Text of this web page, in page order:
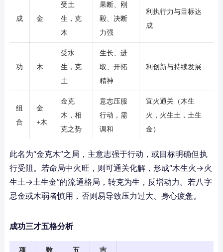
成 金
受土
生，克
木
果断、刚
毅、决断
力强
利执行力与目标达
成
功 木
受水
生，克
土
生长、进
取、开拓
精神
利创新与持续发展
组
合
金
+木
金克
木，相
克之势
意志压服
行动，需
调和
宜火通关（木生
火，火生土，土生
金）
此名为“金克木”之局，主意志强于行动，或目标明确但执
行受阻。若命局中火旺，则可通关化解，形成“木生火→火
生土→土生金”的流通格局，转克为生，反增动力。若八字
忌金或木弱者慎用，否则易导致压力过大、身心疲惫。
成功三才五格分析
项
数
五
吉